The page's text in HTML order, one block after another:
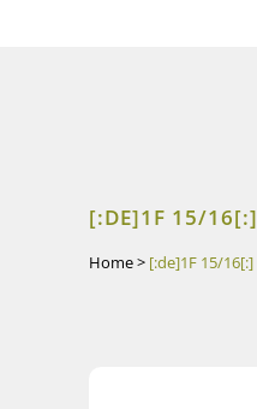
[:DE]1F 15/16[:]
Home> [:de]1F 15/16[:]